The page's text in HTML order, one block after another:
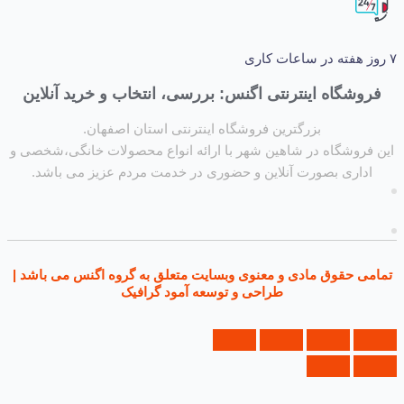
اینترنتی اگنس: بررسی، انتخاب و خرید آنلاین
بزرگترین فروشگاه اینترنتی استان اصفهان.
در شاهین شهر با ارائه انواع محصولات خانگی،شخصی و
بصورت آنلاین و حضوری در خدمت مردم عزیز می باشد.
حقوق مادی و معنوی وبسایت متعلق به گروه اگنس می باشد |
طراحی و توسعه آمود گرافیک